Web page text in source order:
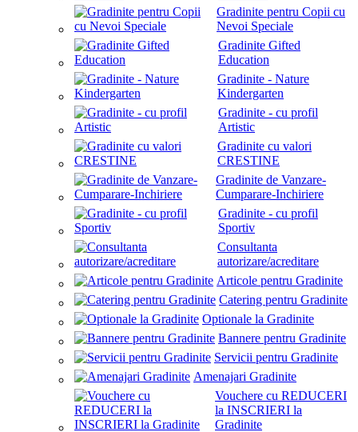
Gradinite pentru Copii cu
Nevoi Speciale
Gradinite Gifted
Education
Gradinite - Nature
Kindergarten
Gradinite - cu profil
Artistic
Gradinite cu valori
CRESTINE
Gradinite de Vanzare-
Cumparare-Inchiriere
Gradinite - cu profil
Sportiv
Consultanta
autorizare/acreditare
Articole pentru Gradinite
Catering pentru Gradinite
Optionale la Gradinite
Bannere pentru Gradinite
Servicii pentru Gradinite
Amenajari Gradinite
Vouchere cu REDUCERI
la INSCRIERI la
Gradinite